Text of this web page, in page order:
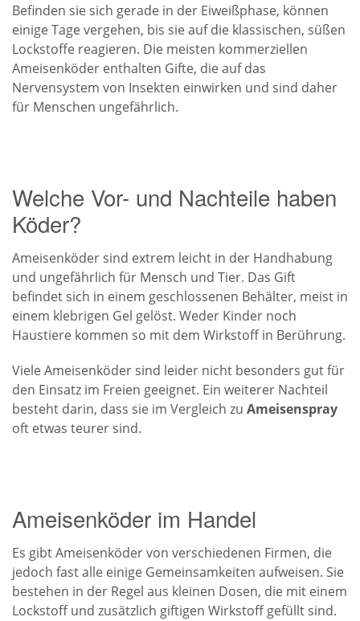
Befinden sie sich gerade in der Eiweißphase, können
einige Tage vergehen, bis sie auf die klassischen, süßen
Lockstoffe reagieren. Die meisten kommerziellen
Ameisenköder enthalten Gifte, die auf das
Nervensystem von Insekten einwirken und sind daher
für Menschen ungefährlich.
Welche Vor- und Nachteile haben
Köder?
Ameisenköder sind extrem leicht in der Handhabung
und ungefährlich für Mensch und Tier. Das Gift
befindet sich in einem geschlossenen Behälter, meist in
einem klebrigen Gel gelöst. Weder Kinder noch
Haustiere kommen so mit dem Wirkstoff in Berührung.
Viele Ameisenköder sind leider nicht besonders gut für
den Einsatz im Freien geeignet. Ein weiterer Nachteil
besteht darin, dass sie im Vergleich zu Ameisenspray
oft etwas teurer sind.
Ameisenköder im Handel
Es gibt Ameisenköder von verschiedenen Firmen, die
jedoch fast alle einige Gemeinsamkeiten aufweisen. Sie
bestehen in der Regel aus kleinen Dosen, die mit einem
Lockstoff und zusätzlich giftigen Wirkstoff gefüllt sind.